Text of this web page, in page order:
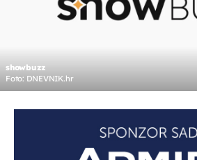
showbuzz
Foto: DNEVNIK.hr